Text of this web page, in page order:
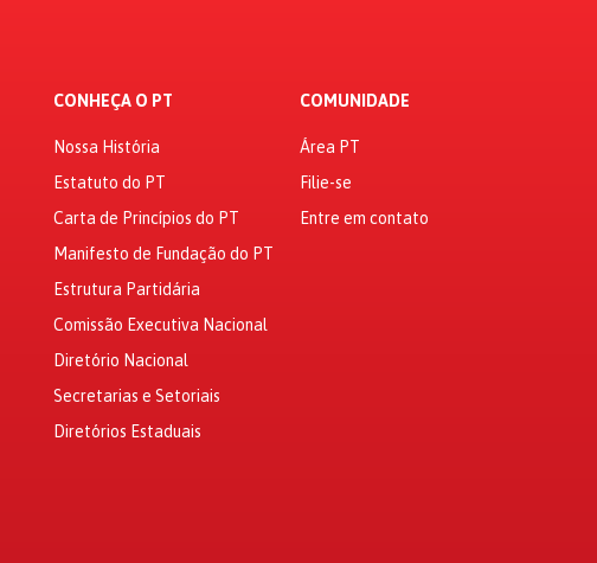
CONHEÇA O PT
Nossa História
Estatuto do PT
Carta de Princípios do PT
Manifesto de Fundação do PT
Estrutura Partidária
Comissão Executiva Nacional
Diretório Nacional
Secretarias e Setoriais
Diretórios Estaduais
COMUNIDADE
Área PT
Filie-se
Entre em contato